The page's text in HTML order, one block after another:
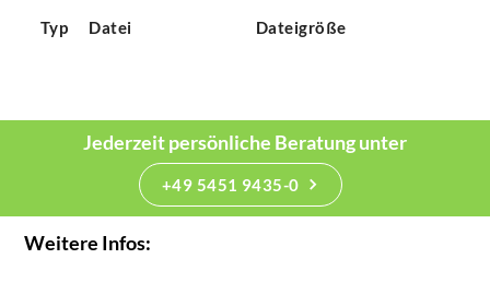
Typ Datei Dateigröße
Jederzeit persönliche Beratung unter
+49 5451 9435-0
Weitere Infos: